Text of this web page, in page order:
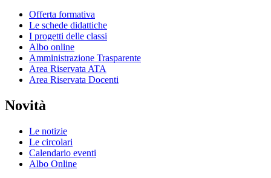
Offerta formativa
Le schede didattiche
I progetti delle classi
Albo online
Amministrazione Trasparente
Area Riservata ATA
Area Riservata Docenti
Novità
Le notizie
Le circolari
Calendario eventi
Albo Online